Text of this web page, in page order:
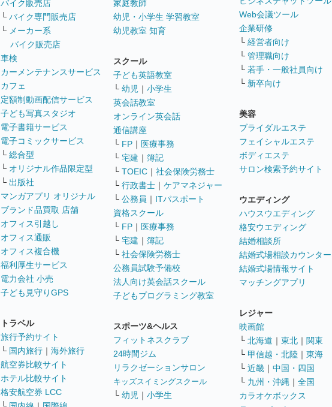
バイク販売店
└ バイク専門販売店
└ メーカー系
バイク販売店
車検
カーメンテナンスサービス
カフェ
定額制動画配信サービス
子ども写真スタジオ
電子書籍サービス
電子コミックサービス
└ 総合型
└ オリジナル作品限定型
└ 出版社
マンガアプリ オリジナル
ブランド品買取 店舗
オフィス引越し
オフィス通販
オフィス複合機
福利厚生サービス
電力会社 小売
子ども見守りGPS
トラベル
旅行予約サイト
└ 国内旅行 ｜ 海外旅行
航空券比較サイト
ホテル比較サイト
格安航空券 LCC
家庭教師
幼児・小学生 学習教室
幼児教室 知育
スクール
子ども英語教室
└ 幼児 ｜ 小学生
英会話教室
オンライン英会話
通信講座
└ FP ｜ 医療事務
└ 宅建 ｜ 簿記
└ TOEIC ｜ 社会保険労務士
└ 行政書士 ｜ ケアマネジャー
└ 公務員 ｜ ITパスポート
資格スクール
└ FP ｜ 医療事務
└ 宅建 ｜ 簿記
└ 社会保険労務士
公務員試験予備校
法人向け英会話スクール
子どもプログラミング教室
スポーツ&ヘルス
フィットネスクラブ
24時間ジム
リラクゼーションサロン
キッズスイミングスクール
└ 幼児 ｜ 小学生
Web会議ツール
企業研修
└ 経営者向け
└ 管理職向け
└ 若手・一般社員向け
└ 新卒向け
美容
ブライダルエステ
フェイシャルエステ
ボディエステ
サロン検索予約サイト
ウエディング
ハウスウエディング
格安ウエディング
結婚相談所
結婚式場相談カウンター
結婚式場情報サイト
マッチングアプリ
レジャー
映画館
└ 北海道 ｜ 東北 ｜ 関東
└ 甲信越・北陸 ｜ 東海
└ 近畿 ｜ 中国・四国
└ 九州・沖縄 ｜ 全国
カラオケボックス